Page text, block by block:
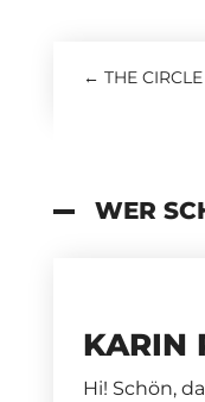
← THE CIRCLE
WER
KARIN
Hi! Schön,